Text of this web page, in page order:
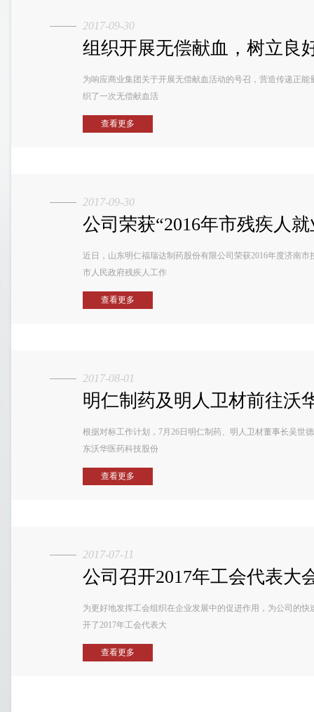
2017-09-30
组织开展无偿献血，树立良
为响应商业集团关于开展无偿献血活动的号召，营造传递正
织了一次无偿献血活
查看更多
2017-09-30
公司荣获“2016年市残疾人
近日，山东明仁福瑞达制药股份有限公司荣获2016年度济南
市人民政府残疾人工作
查看更多
2017-08-01
明仁制药及明人卫材前往沃
根据对标工作计划，7月26日明仁制药、明人卫材董事长吴世
东沃华医药科技股份
查看更多
2017-07-11
公司召开2017年工会代表大
为更好地发挥工会组织在企业发展中的促进作用，为公司的
开了2017年工会代表大
查看更多